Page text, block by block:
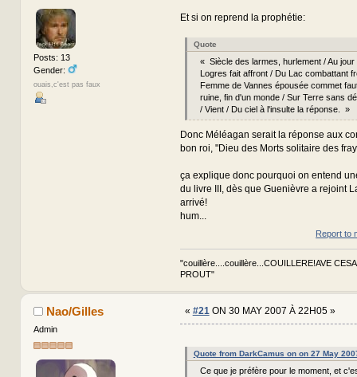
Posts: 13
Gender:
ouais,c'est pas faux
Et si on reprend la prophétie:
Quote
« Siècle des larmes, hurlement / Au jour
Logres fait affront / Du Lac combattant
Femme de Vannes épousée commet
ruine, fin d'un monde / Sur Terre sans
/ Vient / Du ciel à l'insulte la réponse. »
Donc Méléagan serait la réponse aux
bon roi, "Dieu des Morts solitaire des
ça explique donc pourquoi on entend
du livre III, dès que Guenièvre a rejoint
arrivé!
hum...
Report to
"couillère....couillère...COUILLERE!AVE
PROUT"
Nao/Gilles
Admin
« #21ON 30 MAY 2007 À 22H05 »
Quote from DarkCamus on on 27 May
Ce que je préfère pour le moment, et